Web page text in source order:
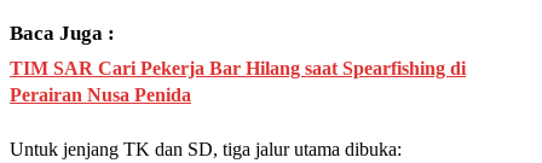
Baca Juga :
TIM SAR Cari Pekerja Bar Hilang saat Spearfishing di
Perairan Nusa Penida
Untuk jenjang TK dan SD, tiga jalur utama dibuka: